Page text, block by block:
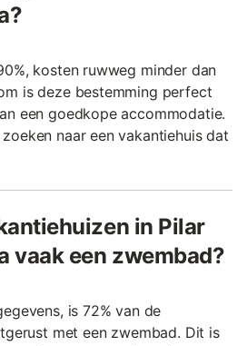
kosten ruwweg minder dan
is deze bestemming perfect
een goedkope accommodatie.
naar een vakantiehuis dat
in Pilar
vaak een zwembad?
is 72% van de
met een zwembad. Dit is